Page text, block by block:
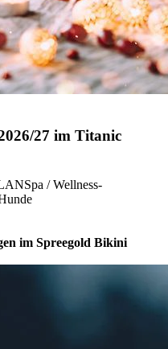
27 im Titanic
Spa / Wellness-
im Spreegold Bikini